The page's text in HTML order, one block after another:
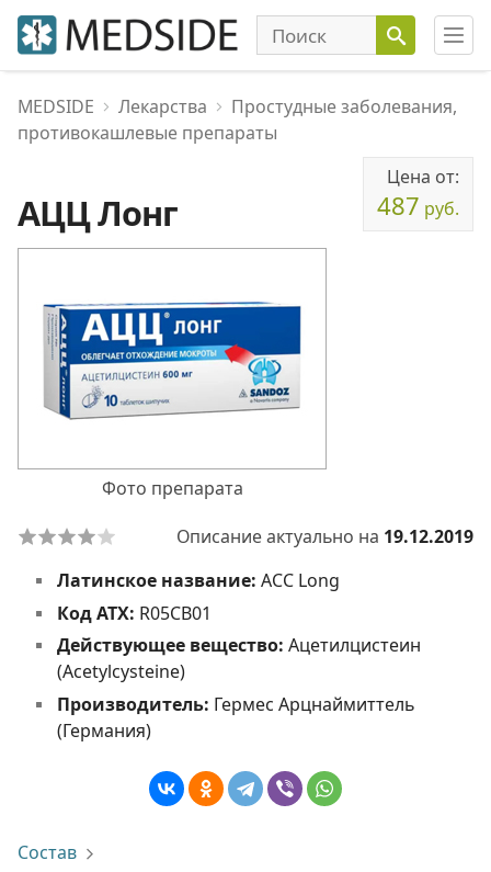
MEDSIDE Лекарства
Простудные заболевания,
противокашлевые препараты
АЦЦ Лонг
Цена от:
487 руб.
Фото препарата
Описание актуально на 19.12.2019
Латинское название: ACC Long
Код АТХ: R05CB01
Действующее вещество: Ацетилцистеин
(Acetylcysteine)
Производитель: Гермес Арцнаймиттель
(Германия)
Состав